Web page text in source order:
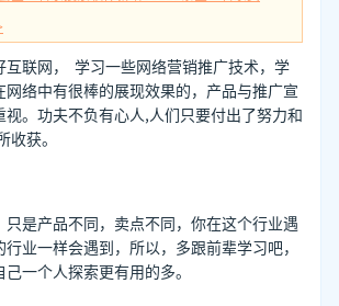
互联网， 学习一些网络营销推广技术，学
网络中有很棒的展现效果的，产品与推广宣
。功夫不负有心人,人们只要付出了努力和
获。
是产品不同，卖点不同，你在这个行业遇
业一样会遇到，所以，多跟前辈学习吧，
一个人探索更有用的多。